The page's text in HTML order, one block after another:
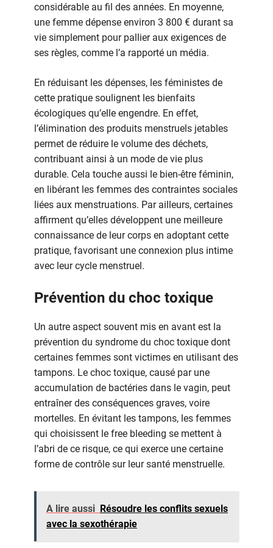
considérable au fil des années. En moyenne,
une femme dépense environ 3 800 € durant sa
vie simplement pour pallier aux exigences de
ses règles, comme l’a rapporté un média.
En réduisant les dépenses, les féministes de
cette pratique soulignent les bienfaits
écologiques qu’elle engendre. En effet,
l’élimination des produits menstruels jetables
permet de réduire le volume des déchets,
contribuant ainsi à un mode de vie plus
durable. Cela touche aussi le bien-être féminin,
en libérant les femmes des contraintes sociales
liées aux menstruations. Par ailleurs, certaines
affirment qu’elles développent une meilleure
connaissance de leur corps en adoptant cette
pratique, favorisant une connexion plus intime
avec leur cycle menstruel.
Prévention du choc toxique
Un autre aspect souvent mis en avant est la
prévention du syndrome du choc toxique dont
certaines femmes sont victimes en utilisant des
tampons. Le choc toxique, causé par une
accumulation de bactéries dans le vagin, peut
entraîner des conséquences graves, voire
mortelles. En évitant les tampons, les femmes
qui choisissent le free bleeding se mettent à
l’abri de ce risque, ce qui exerce une certaine
forme de contrôle sur leur santé menstruelle.
A lire aussi Résoudre les conflits sexuels
avec la sexothérapie